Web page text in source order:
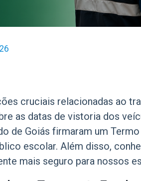
cruciais relacionadas ao
as datas de vistoria dos
de Goiás firmaram um
escolar. Além disso,
mais seguro para nossos